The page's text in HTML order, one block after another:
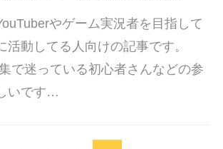
やゲーム実況者を目指して
活動してる人向けの記事です。
で迷っている初心者さんなどの参
いです…